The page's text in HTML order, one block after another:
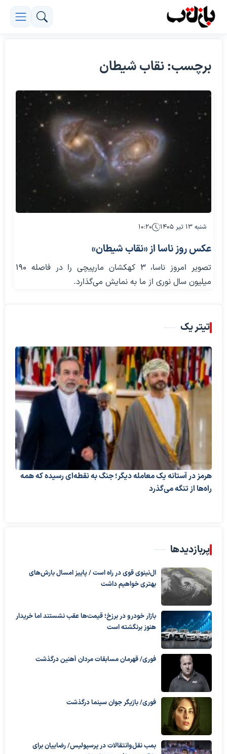
برچسب: نقاب شیطان
شنبه ۱۳ تیر ۱۴۰۵ ۱۰:۲۰
عکس روز ناسا از «نقاب شیطان»
تصویر امروز ناسا، ۳ کهکشان مارپیچی را در فاصله ۱۹۰
میلیون سال نوری از ما به نمایش می‌گذارد.
تیتر یک
هرمز در آستانه یک معامله دیگر؛ جنگ به نقطه‌ای رسیده که همه
راه‌ها از تنگه می‌گذرد
پربازدیدها
ال‌نینوی قوی در راه است / پاییز امسال بارش‌های
بهتری خواهیم داشت
بازار خودرو در برزخ؛ قیمت‌ها عقب نشستند اما خریدار
هنوز برنگشته است
فوری/ قهرمان مسابقات مردان آهنین درگذشت
فوری/ بازیگر جوان سینما درگذشت
بمب نقل‌وانتقالات در پرسپولیس/ رضاییان برای